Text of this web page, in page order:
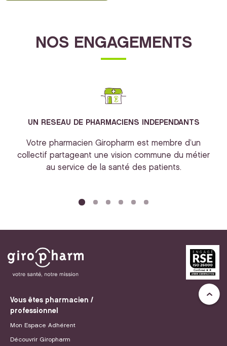
NOS ENGAGEMENTS
UN RESEAU DE PHARMACIENS INDEPENDANTS
Votre pharmacien Giropharm est membre d’un
collectif partageant une vision commune du métier
au service de la santé des patients.
Vous êtes pharmacien /
professionnel
Mon Espace Adhérent
Découvrir Giropharm